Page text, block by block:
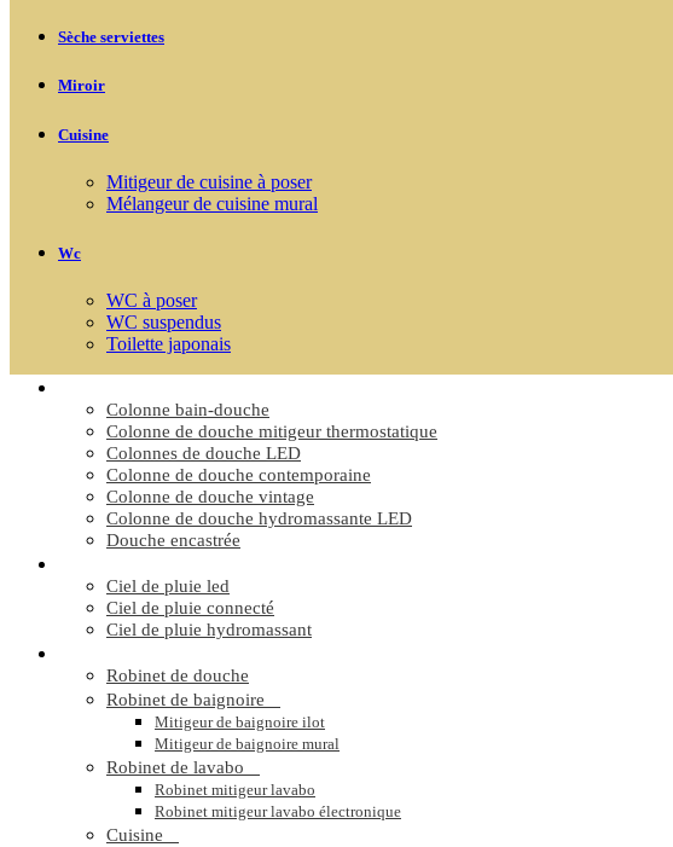
Sèche serviettes
Miroir
Cuisine
Mitigeur de cuisine à poser
Mélangeur de cuisine mural
Wc
WC à poser
WC suspendus
Toilette japonais
Colonne bain-douche
Colonne de douche mitigeur thermostatique
Colonnes de douche LED
Colonne de douche contemporaine
Colonne de douche vintage
Colonne de douche hydromassante LED
Douche encastrée
Ciel de pluie led
Ciel de pluie connecté
Ciel de pluie hydromassant
Robinet de douche
Robinet de baignoire
Mitigeur de baignoire ilot
Mitigeur de baignoire mural
Robinet de lavabo
Robinet mitigeur lavabo
Robinet mitigeur lavabo électronique
Cuisine